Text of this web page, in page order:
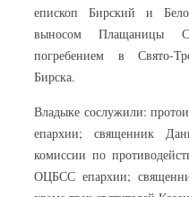
епископ Бирский и
выносом Плащаницы
погребением в Свято-
Бирска.
Владыке сослужили:
епархии; священник
комиссии по
ОЦБСС епархии;